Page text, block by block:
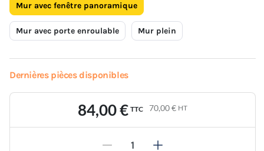
Mur avec fenêtre panoramique
Mur avec porte enroulable Mur plein
Dernières pièces disponibles
84,00 € TTC 70,00 € HT
- +